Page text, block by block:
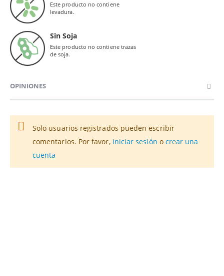
Este producto no contiene
levadura.
Sin Soja
Este producto no contiene trazas
de soja.
OPINIONES
Solo usuarios registrados pueden escribir
comentarios. Por favor, iniciar sesión o crear una
cuenta